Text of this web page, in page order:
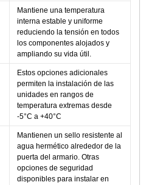
Mantiene una temperatura
interna estable y uniforme
reduciendo la tensión en todos
los componentes alojados y
ampliando su vida útil.
Estos opciones adicionales
permiten la instalación de las
unidades en rangos de
temperatura extremas desde
-5°C a +40°C
Mantienen un sello resistente al
agua hermético alrededor de la
puerta del armario. Otras
opciones de seguridad
disponibles para instalar en